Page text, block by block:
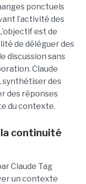
ponctuels
l’activité des
est de
de déléguer des
discussion sans
Claude
synthétiser des
des réponses
du contexte.
la continuité
Claude Tag
un contexte